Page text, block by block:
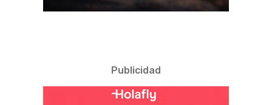
Publicidad